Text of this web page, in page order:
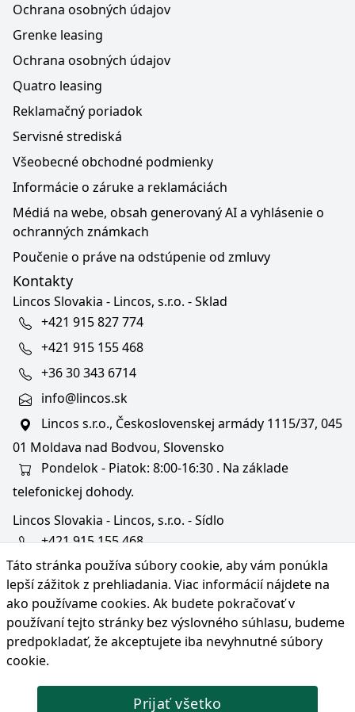
Táto stránka používa súbory cookie, aby vám ponúkla
lepší zážitok z prehliadania. Viac informácií nájdete na
ako používame cookies. Ak budete pokračovať v
používaní tejto stránky bez výslovného súhlasu, budeme
predpokladať, že akceptujete iba nevyhnutné súbory
cookie.
Prijať všetko
Ochrana osobných údajov
Grenke leasing
Ochrana osobných údajov
Quatro leasing
Reklamačný poriadok
Servisné strediská
Všeobecné obchodné podmienky
Informácie o záruke a reklamáciách
Médiá na webe, obsah generovaný AI a vyhlásenie o
ochranných známkach
Poučenie o práve na odstúpenie od zmluvy
Kontakty
Lincos Slovakia - Lincos, s.r.o. - Sklad
+421 915 827 774
+421 915 155 468
+36 30 343 6714
info@lincos.sk
Lincos s.r.o., Československej armády 1115/37, 045
01 Moldava nad Bodvou, Slovensko
Pondelok - Piatok: 8:00-16:30 . Na základe
telefonickej dohody.
Lincos Slovakia - Lincos, s.r.o. - Sídlo
+421 915 155 468
+36/30 343 6714
bratislava@lincos.sk
Lincos s.r.o., Rustaveliho 4, 831 06 Bratislava - m. č.
Rača, Slovensko
Iba sídlo firmy